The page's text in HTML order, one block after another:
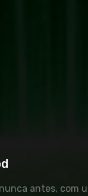
antes, com